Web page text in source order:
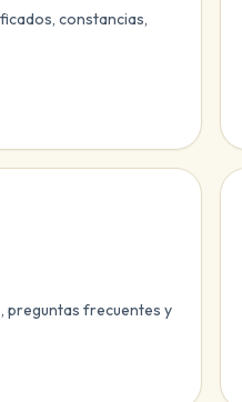
constancias,
preguntas frecuentes y